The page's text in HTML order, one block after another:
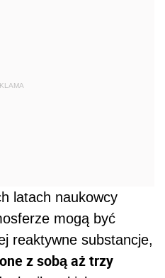
latach naukowcy
mogą być
reaktywne substancje,
z sobą aż trzy